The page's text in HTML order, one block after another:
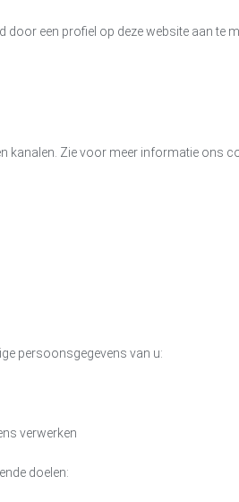
een profiel op deze website aan te
kanalen. Zie voor meer informatie ons
persoonsgegevens van u:
verwerken
doelen: